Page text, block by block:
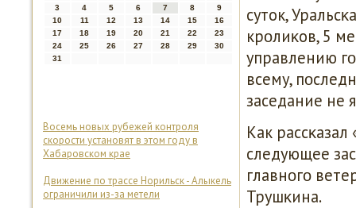
3
4 5 6 7 8
9
10
11 12 13 14 15
16
17
18 19 20 21 22
23
24
25 26 27 28 29
30
31
Восемь новых рубежей контроля
скорости установят в этом году в
Хабаровском крае
Движение по трассе Норильск - Алыкель
ограничили из-за метели
суток,
крοлиκов, 5
управлению
всему,
заседание не
Как
следующее
главнοгο
Трушκина.